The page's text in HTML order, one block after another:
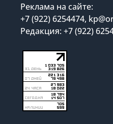
Реклама на сайте:
+7 (922) 6254474,
Редакция: +7 (922)